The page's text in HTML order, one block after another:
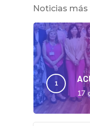
Noticias más
17